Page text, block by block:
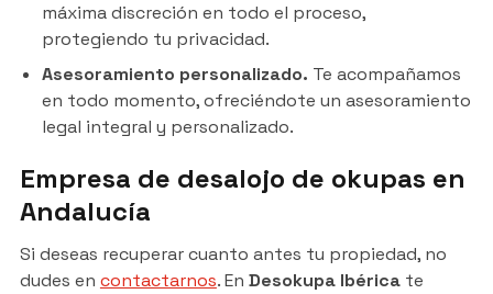
máxima discreción en todo el proceso,
protegiendo tu privacidad.
Asesoramiento personalizado. Te acompañamos
en todo momento, ofreciéndote un asesoramiento
legal integral y personalizado.
Empresa de desalojo de okupas en
Andalucía
Si deseas recuperar cuanto antes tu propiedad, no
dudes en contactarnos. En Desokupa Ibéricate